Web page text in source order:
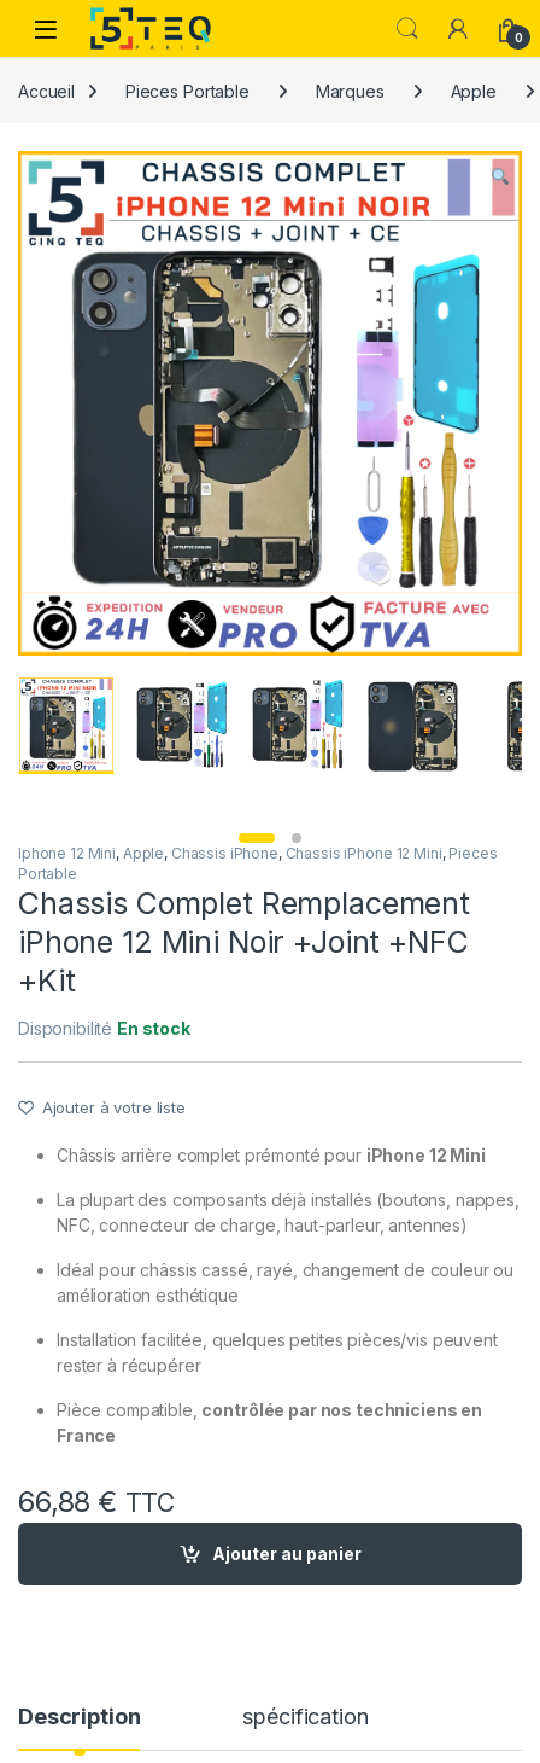
Passer à la navigation
Aller au contenu
0
Accueil Pieces Portable Marques Apple
Iphone 12 Mini, Apple, Chassis iPhone, Chassis iPhone 12 Mini, Pieces
Portable
Chassis Complet Remplacement
iPhone 12 Mini Noir +Joint +NFC
+Kit
Disponibilité En stock
Ajouter à votre liste
Châssis arrière complet prémonté pour iPhone 12 Mini
La plupart des composants déjà installés (boutons, nappes,
NFC, connecteur de charge, haut-parleur, antennes)
Idéal pour châssis cassé, rayé, changement de couleur ou
amélioration esthétique
Installation facilitée, quelques petites pièces/vis peuvent
rester à récupérer
Pièce compatible, contrôlée par nos techniciens en
France
66,88 € TTC
quantité de Chassis Complet Remplacement iPhone 12 Mini
Ajouter au panier
Description spécification